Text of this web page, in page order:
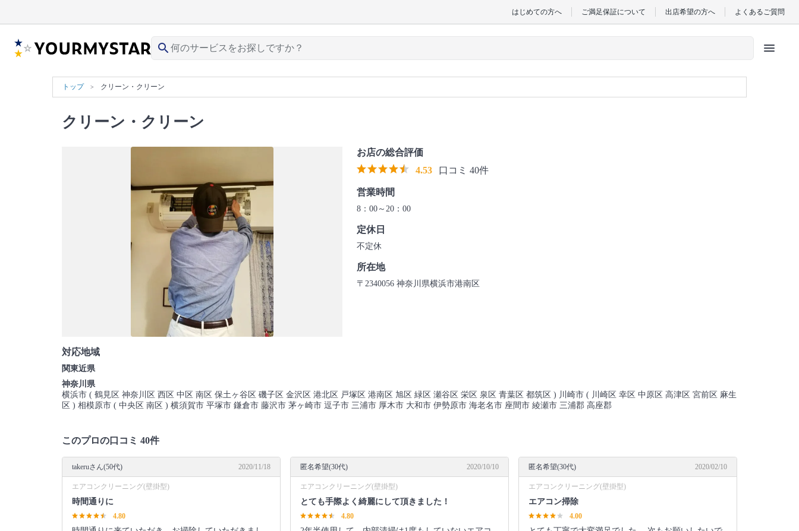
はじめての方へ ご満足保証について 出店希望の方へ よくあるご質問
search menu
トップ クリーン・クリーン
クリーン・クリーン
お店の総合評価
4.53
口コミ 40件
営業時間
8：00～20：00
定休日
不定休
所在地
〒2340056 神奈川県横浜市港南区
対応地域
関東近県
神奈川県
横浜市 ( 鶴見区 神奈川区 西区 中区 南区 保土ヶ谷区 磯子区 金沢区 港北区 戸塚区 港南区 旭区 緑区 瀬谷区 栄区 泉区 青葉区 都筑区 ) 川崎市 ( 川崎区 幸区 中原区 高津区 宮前区 麻生
区 ) 相模原市 ( 中央区 南区 ) 横須賀市 平塚市 鎌倉市 藤沢市 茅ヶ崎市 逗子市 三浦市 厚木市 大和市 伊勢原市 海老名市 座間市 綾瀬市 三浦郡 高座郡
このプロの口コミ 40件
takeruさん(50代) 2020/11/18
エアコンクリーニング(壁掛型)
時間通りに
4.80
匿名希望(30代) 2020/10/10
エアコンクリーニング(壁掛型)
とても手際よく綺麗にして頂きました！
4.80
匿名希望(30代) 2020/02/10
エアコンクリーニング(壁掛型)
エアコン掃除
4.00